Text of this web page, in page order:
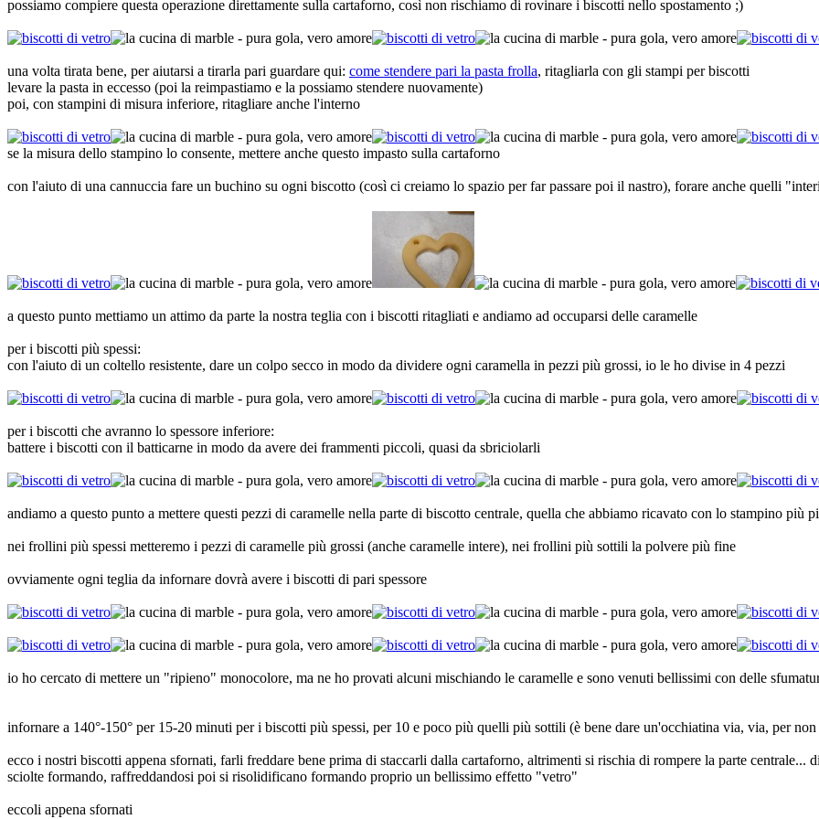
possiamo compiere questa operazione direttamente sulla cartaforno, così non rischiamo di rovinare i biscotti nello spostamento ;)
una volta tirata bene, per aiutarsi a tirarla pari guardare qui: come stendere pari la pasta frolla, ritagliarla con gli stampi per biscotti
levare la pasta in eccesso (poi la reimpastiamo e la possiamo stendere nuovamente)
poi, con stampini di misura inferiore, ritagliare anche l'interno
se la misura dello stampino lo consente, mettere anche questo impasto sulla cartaforno
con l'aiuto di una cannuccia fare un buchino su ogni biscotto (così ci creiamo lo spazio per far passare poi il nastro), forare anche quelli
a questo punto mettiamo un attimo da parte la nostra teglia con i biscotti ritagliati e andiamo ad occuparsi delle caramelle
per i biscotti più spessi:
con l'aiuto di un coltello resistente, dare un colpo secco in modo da dividere ogni caramella in pezzi più grossi, io le ho divise in 4 pezzi
per i biscotti che avranno lo spessore inferiore:
battere i biscotti con il batticarne in modo da avere dei frammenti piccoli, quasi da sbriciolarli
andiamo a questo punto a mettere questi pezzi di caramelle nella parte di biscotto centrale, quella che abbiamo ricavato con lo stampino più
nei frollini più spessi metteremo i pezzi di caramelle più grossi (anche caramelle intere), nei frollini più sottili la polvere più fine
ovviamente ogni teglia da infornare dovrà avere i biscotti di pari spessore
io ho cercato di mettere un "ripieno" monocolore, ma ne ho provati alcuni mischiando le caramelle e sono venuti bellissimi con delle
infornare a 140°-150° per 15-20 minuti per i biscotti più spessi, per 10 e poco più quelli più sottili (è bene dare un'occhiatina via, via, per
ecco i nostri biscotti appena sfornati, farli freddare bene prima di staccarli dalla cartaforno, altrimenti si rischia di rompere la parte centrale...
sciolte formando, raffreddandosi poi si risolidificano formando proprio un bellissimo effetto "vetro"
eccoli appena sfornati